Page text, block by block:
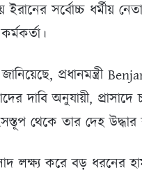
সর্বোচ্চ ধর্মীয়
প্রধানমন্ত্রী
দাবি অনুযায়ী, প্রাসাদে
থেকে তার দেহ
লক্ষ্য করে বড় ধরনের